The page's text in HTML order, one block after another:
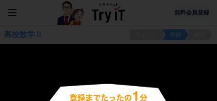
無料会員登録
高校数学Ⅱ 例題